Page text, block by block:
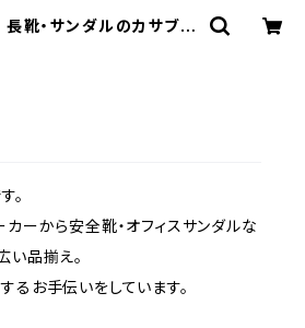
靴・サンダルのカサブロ
。
カーから安全靴・オフィスサンダルな
い品揃え。
るお手伝いをしています。